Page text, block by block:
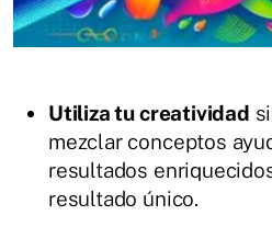
Utiliza tu creatividad
mezclar conceptos
resultados
resultado único.